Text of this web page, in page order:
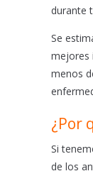
durante
Se
mejores
menos
¿Por
Si
de los